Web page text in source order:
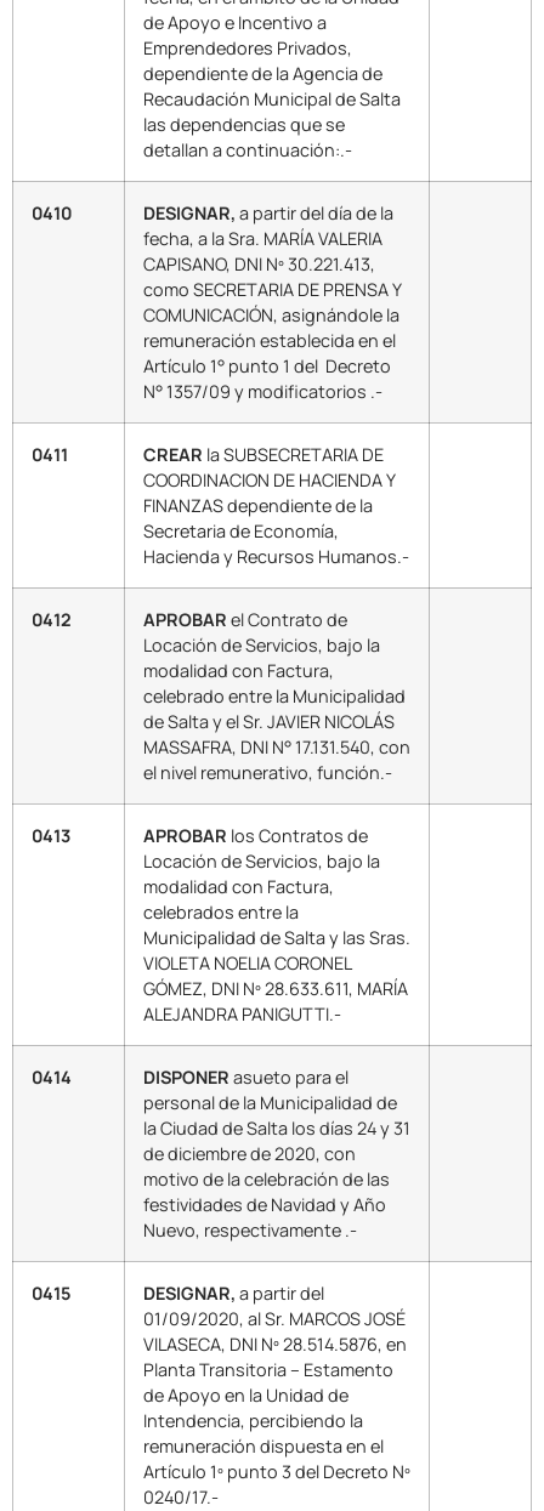
de Apoyo e Incentivo a
Emprendedores Privados,
dependiente de la Agencia de
Recaudación Municipal de Salta
las dependencias que se
detallan a continuación:.-
0410 DESIGNAR, a partir del día de la
fecha, a la Sra. MARÍA VALERIA
CAPISANO, DNI Nº 30.221.413,
como SECRETARIA DE PRENSA Y
COMUNICACIÓN, asignándole la
remuneración establecida en el
Artículo 1° punto 1 del Decreto
N° 1357/09 y modificatorios .-
0411 CREAR la SUBSECRETARIA DE
COORDINACION DE HACIENDA Y
FINANZAS dependiente de la
Secretaria de Economía,
Hacienda y Recursos Humanos.-
0412 APROBAR el Contrato de
Locación de Servicios, bajo la
modalidad con Factura,
celebrado entre la Municipalidad
de Salta y el Sr. JAVIER NICOLÁS
MASSAFRA, DNI N° 17.131.540, con
el nivel remunerativo, función.-
0413 APROBAR los Contratos de
Locación de Servicios, bajo la
modalidad con Factura,
celebrados entre la
Municipalidad de Salta y las Sras.
VIOLETA NOELIA CORONEL
GÓMEZ, DNI Nº 28.633.611, MARÍA
ALEJANDRA PANIGUTTI.-
0414 DISPONER asueto para el
personal de la Municipalidad de
la Ciudad de Salta los días 24 y 31
de diciembre de 2020, con
motivo de la celebración de las
festividades de Navidad y Año
Nuevo, respectivamente .-
0415 DESIGNAR, a partir del
01/09/2020, al Sr. MARCOS JOSÉ
VILASECA, DNI Nº 28.514.5876, en
Planta Transitoria – Estamento
de Apoyo en la Unidad de
Intendencia, percibiendo la
remuneración dispuesta en el
Artículo 1º punto 3 del Decreto Nº
0240/17.-